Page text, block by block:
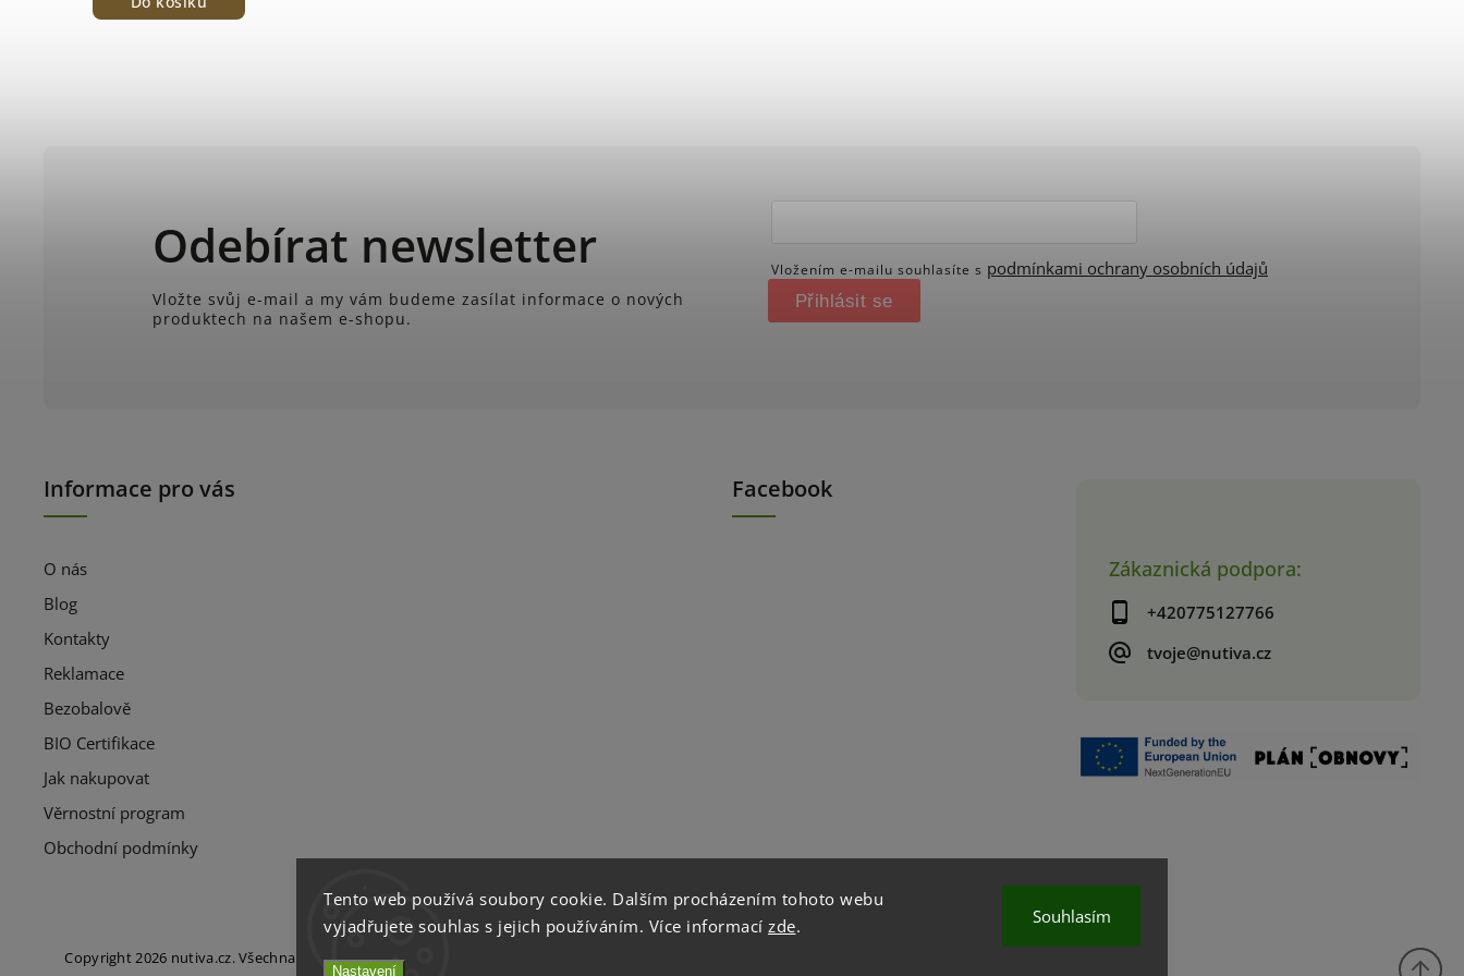
Tento web používá soubory cookie. Dalším procházením tohoto webu
vyjadřujete souhlas s jejich používáním. Více informací zde.
Nastavení
Souhlasím
Zákaznická podpora:
+420775127766
tvoje@nutiva.cz
Odebírat newsletter
Vložte svůj e-mail a my vám budeme zasílat informace o nových
produktech na našem e-shopu.
Vložením e-mailu souhlasíte s podmínkami ochrany osobních údajů
Přihlásit se
Informace pro vás
O nás
Blog
Kontakty
Reklamace
Bezobalově
BIO Certifikace
Jak nakupovat
Věrnostní program
Obchodní podmínky
Facebook
Copyright 2026 nutiva.cz. Všechna práva vyhrazena.